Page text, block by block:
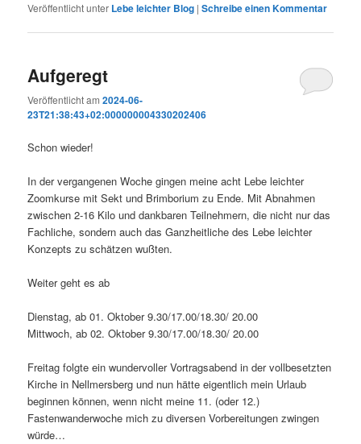
Veröffentlicht unter Lebe leichter Blog |Schreibe einen Kommentar
Aufgeregt
Veröffentlicht am2024-06-
23T21:38:43+02:000000004330202406
Schon wieder!
In der vergangenen Woche gingen meine acht Lebe leichter
Zoomkurse mit Sekt und Brimborium zu Ende. Mit Abnahmen
zwischen 2-16 Kilo und dankbaren Teilnehmern, die nicht nur das
Fachliche, sondern auch das Ganzheitliche des Lebe leichter
Konzepts zu schätzen wußten.
Weiter geht es ab
Dienstag, ab 01. Oktober 9.30/17.00/18.30/ 20.00
Mittwoch, ab 02. Oktober 9.30/17.00/18.30/ 20.00
Freitag folgte ein wundervoller Vortragsabend in der vollbesetzten
Kirche in Nellmersberg und nun hätte eigentlich mein Urlaub
beginnen können, wenn nicht meine 11. (oder 12.)
Fastenwanderwoche mich zu diversen Vorbereitungen zwingen
würde…